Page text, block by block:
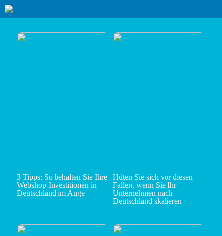
3 Tipps: So behalten Sie Ihre
Webshop-Investitionen in
Deutschland im Auge
Hüten Sie sich vor diesen
Fallen, wenn Sie Ihr
Unternehmen nach
Deutschland skalieren